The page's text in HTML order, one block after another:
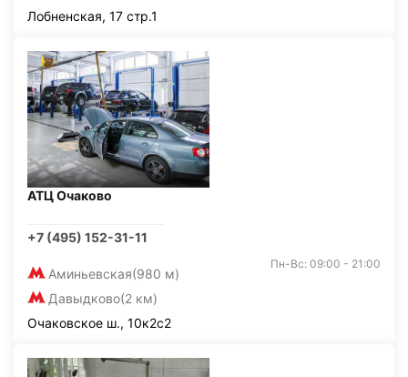
Лобненская, 17 стр.1
АТЦ Очаково
+7 (495) 152-31-11
Аминьевская(980 м)
Давыдково(2 км)
Пн-Вс: 09:00 - 21:00
Очаковское ш., 10к2с2